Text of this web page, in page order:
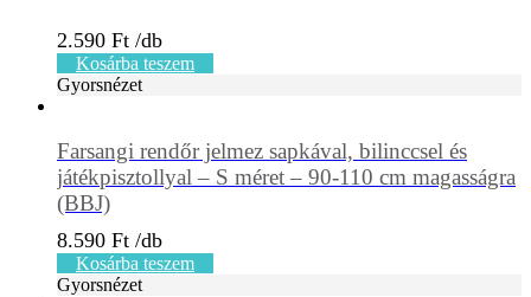
2.590 Ft
Kosárba teszem
Gyorsnézet
Farsangi rendőr jelmez sapkával, bilinccsel és
játékpisztollyal – S méret – 90-110 cm magasságra
(BBJ)
8.590 Ft
Kosárba teszem
Gyorsnézet